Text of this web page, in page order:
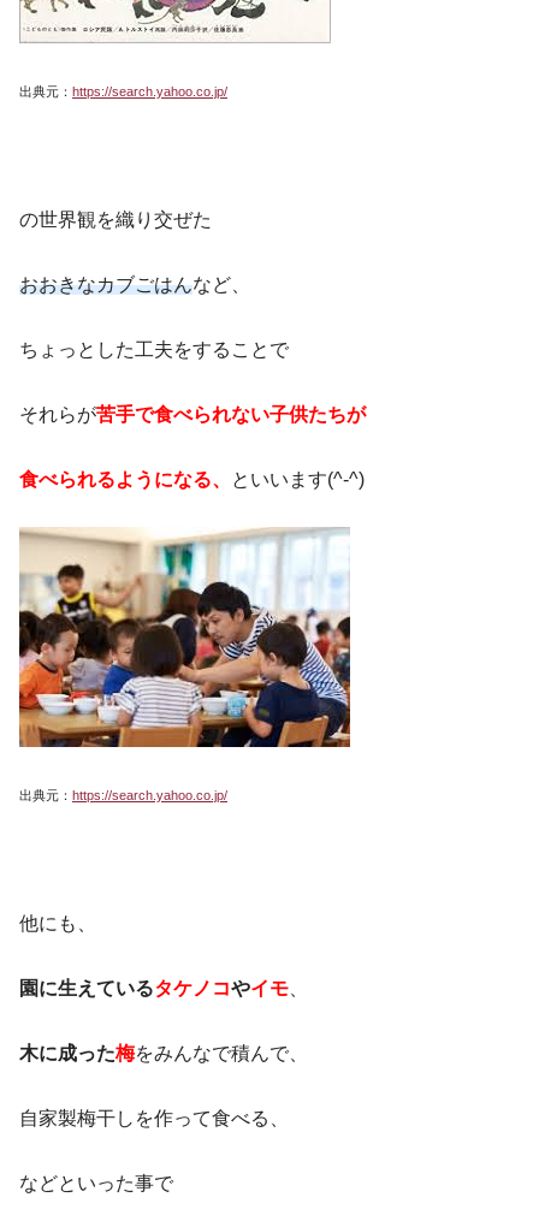
出典元： https://search.yahoo.co.jp/
の世界観を織り交ぜた
おおきなカブごはんなど、
ちょっとした工夫をすることで
それらが苦手で食べられない子供たちが
食べられるようになる、 といいます(^-^)
出典元： https://search.yahoo.co.jp/
他にも、
園に生えているタケノコやイモ
木に成った梅をみんなで積んで、
自家製梅干しを作って食べる、
などといった事で